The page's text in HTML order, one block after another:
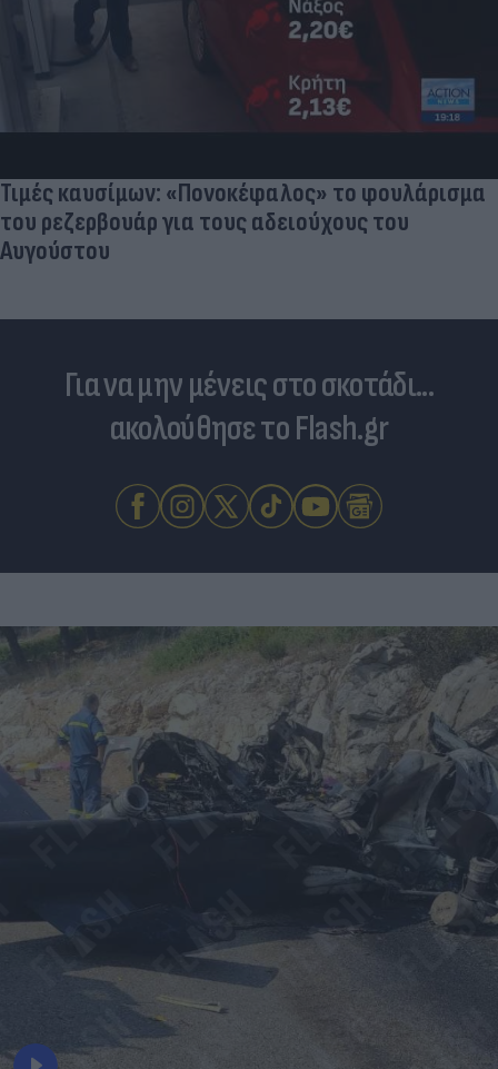
Τιμές καυσίμων: «Πονοκέφαλος» το φουλάρισμα
του ρεζερβουάρ για τους αδειούχους του
Αυγούστου
Για να μην μένεις στο σκοτάδι...
ακολούθησε το Flash.gr